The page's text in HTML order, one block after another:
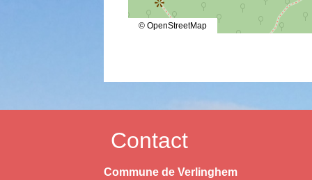
© OpenStreetMap
Contact
Commune de Verlinghem